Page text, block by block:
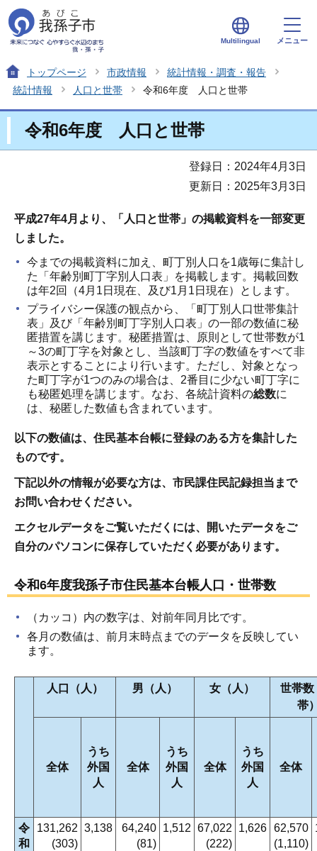
Multilingual メニュー
トップページ 市政情報
統計情報・調査・報告
統計情報
人口と世帯 令和6年度 人口と世帯
令和6年度 人口と世帯
登録日：2024年4月3日
更新日：2025年3月3日
平成27年4月より、「人口と世帯」の掲載資料を一部変更
しました。
今までの掲載資料に加え、町丁別人口を1歳毎に集計し
た「年齢別町丁字別人口表」を掲載します。掲載回数
は年2回（4月1日現在、及び1月1日現在）とします。
プライバシー保護の観点から、「町丁別人口世帯集計
表」及び「年齢別町丁字別人口表」の一部の数値に秘
匿措置を講じます。秘匿措置は、原則として世帯数が1
～3の町丁字を対象とし、当該町丁字の数値をすべて非
表示とすることにより行います。ただし、対象となっ
た町丁字が1つのみの場合は、2番目に少ない町丁字に
も秘匿処理を講じます。なお、各統計資料の総数に
は、秘匿した数値も含まれています。
以下の数値は、住民基本台帳に登録のある方を集計した
ものです。
下記以外の情報が必要な方は、市民課住民記録担当まで
お問い合わせください。
エクセルデータをご覧いただくには、開いたデータをご
自分のパソコンに保存していただく必要があります。
令和6年度我孫子市住民基本台帳人口・世帯数
（カッコ）内の数字は、対前年同月比です。
各月の数値は、前月末時点までのデータを反映してい
ます。
人口（人） 男（人） 女（人）
世帯数
帯
全体
うち
外国
人
全体
うち
外国
人
全体
うち
外国
人
全体
令
和
131,262
(303)
3,138
64,240
(81)
1,512 67,022
(222)
1,626 62,570
(1,110)